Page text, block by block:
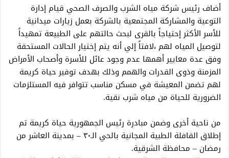
أضاف رئيس شركة مياه الشرب والصرف الصحي قيام إدارة
التوعية والمشاركة المجتمعية بالشركة بعمل زيارات ميدانية
للأسر الأكثر إحتياجاً بالقرى لبحث حالتهم على الطبيعة تمهيداً
لتوصيل المياه لهم ،لافتاً إلي أنه يتم إختيار الحالات المستحقة
وفق عدة معايير أهمها عدم وجود عائل للأسرة وأصحاب الأمراض
المزمنة وذوى القدرات والهمم وذلك بهدف توفير حياة كريمة
لهم تضمن المعيشة في مسكن مناسب تتوافر فيه المستلزمات
الضرورية للحياة من مياه شرب نقية.
من ناحية أخرى وضمن مبادرة رئيس الجمهورية حياة كريمة تم
إطلاق القافلة الطبية المجانية بالحي الـ٣٠ – بمدينة العاشر من
رمضان – محافظة الشرقية.